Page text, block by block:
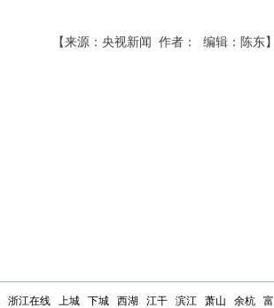
【来源：央视新闻 作者： 编辑：陈东】
浙江在线 上城 下城 西湖 江干 滨江 萧山 余杭